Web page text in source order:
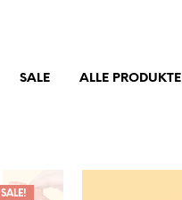
SALE ALLE PRODUKTE
SALE!